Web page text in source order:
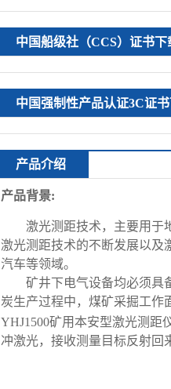
中国船级社（CCS）证书下
中国强制性产品认证3C证
产品介绍
产品背景:
激光测距技术，主要用于
激光测距技术的不断发展以及
汽车等领域。
矿井下电气设备均必须具
炭生产过程中，煤矿采掘工作
YHJ1500矿用本安型激光测距
冲激光，接收测量目标反射回